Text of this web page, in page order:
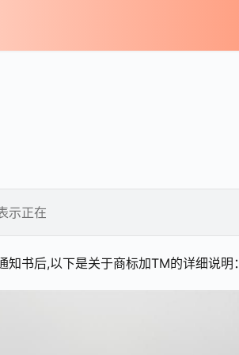
示正在
知书后,以下是关于商标加TM的详细说明：